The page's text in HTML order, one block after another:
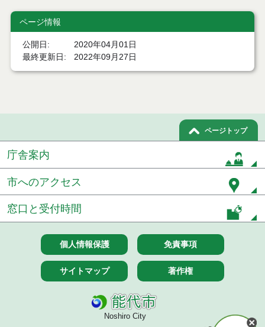
ページ情報
公開日
2020年04月01日
最終更新日
2022年09月27日
ページトップ
庁舎案内
市へのアクセス
窓口と受付時間
個人情報保護 免責事項
サイトマップ 著作権
Noshiro City